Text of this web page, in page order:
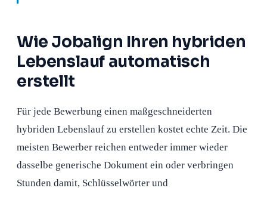
Wie Jobalign Ihren hybriden
Lebenslauf automatisch
erstellt
Für jede Bewerbung einen maßgeschneiderten
hybriden Lebenslauf zu erstellen kostet echte Zeit. Die
meisten Bewerber reichen entweder immer wieder
dasselbe generische Dokument ein oder verbringen
Stunden damit, Schlüsselwörter und